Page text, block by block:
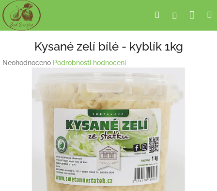
Přejít
na
obsah
HledatPřihlášení
Kysané zelí bílé - kyblík 1kg
Průměrné
Neohodnoceno Podrobnosti hodnocení